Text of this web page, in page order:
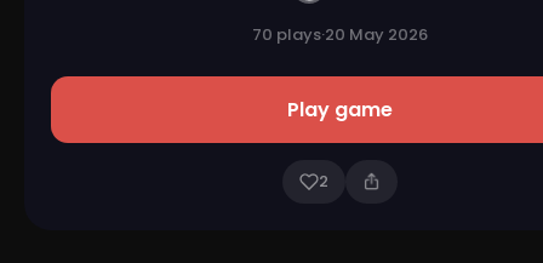
70 plays·20 May 2026
Play game
2